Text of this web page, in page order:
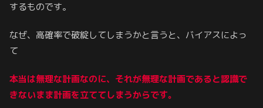
するものです。
なぜ、高確率で破綻してしまうかと言うと、バイアスによっ
て
本当は無理な計画なのに、それが無理な計画であると認識で
きないまま計画を立ててしまうからです。